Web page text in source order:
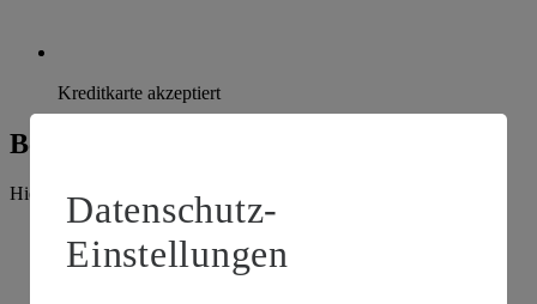
Kreditkarte akzeptiert
Beratung und Sortiment
Hier findest du alles, was unser EDEKA Markt anbietet.
Datenschutz-
Einstellungen